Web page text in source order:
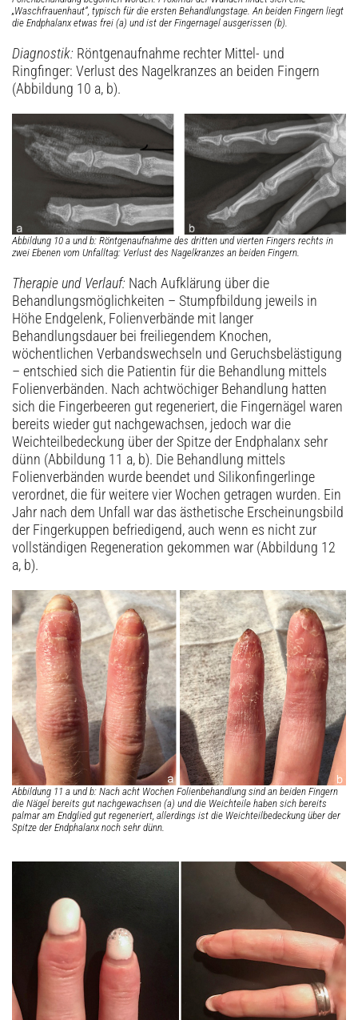
„Waschfrauenhaut“, typisch für die ersten Behandlungstage. An beiden Fingern liegt
die Endphalanx etwas frei (a) und ist der Fingernagel ausgerissen (b).
Diagnostik: Röntgenaufnahme rechter Mittel- und
Ringfinger: Verlust des Nagelkranzes an beiden Fingern
(Abbildung 10 a, b).
Abbildung 10 a und b: Röntgenaufnahme des dritten und vierten Fingers rechts in
zwei Ebenen vom Unfalltag: Verlust des Nagelkranzes an beiden Fingern.
Therapie und Verlauf: Nach Aufklärung über die
Behandlungsmöglichkeiten – Stumpfbildung jeweils in
Höhe Endgelenk, Folienverbände mit langer
Behandlungsdauer bei freiliegendem Knochen,
wöchentlichen Verbandswechseln und Geruchsbelästigung
– entschied sich die Patientin für die Behandlung mittels
Folienverbänden. Nach achtwöchiger Behandlung hatten
sich die Fingerbeeren gut regeneriert, die Fingernägel waren
bereits wieder gut nachgewachsen, jedoch war die
Weichteilbedeckung über der Spitze der Endphalanx sehr
dünn (Abbildung 11 a, b). Die Behandlung mittels
Folienverbänden wurde beendet und Silikonfingerlinge
verordnet, die für weitere vier Wochen getragen wurden. Ein
Jahr nach dem Unfall war das ästhetische Erscheinungsbild
der Fingerkuppen befriedigend, auch wenn es nicht zur
vollständigen Regeneration gekommen war (Abbildung 12
a, b).
Abbildung 11 a und b: Nach acht Wochen Folienbehandlung sind an beiden Fingern
die Nägel bereits gut nachgewachsen (a) und die Weichteile haben sich bereits
palmar am Endglied gut regeneriert, allerdings ist die Weichteilbedeckung über der
Spitze der Endphalanx noch sehr dünn.